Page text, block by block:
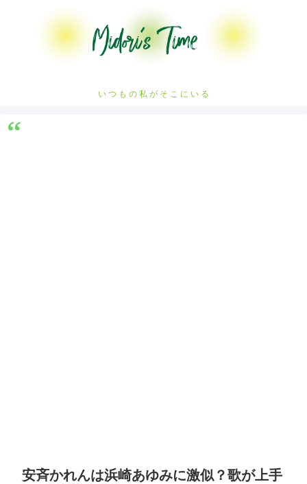
い つ も の 私 が そ こ に い る
安斉かれんは浜崎あゆみに激似？歌が上手